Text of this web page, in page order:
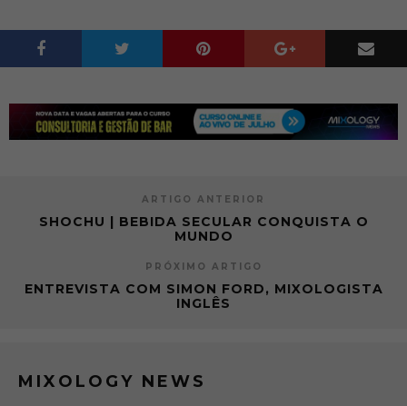
ARTIGO ANTERIOR
SHOCHU | BEBIDA SECULAR CONQUISTA O
MUNDO
PRÓXIMO ARTIGO
ENTREVISTA COM SIMON FORD, MIXOLOGISTA
INGLÊS
MIXOLOGY NEWS